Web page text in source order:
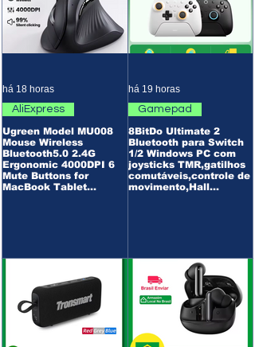
Ugreen Model MU008
Mouse Wireless
Bluetooth5.0 2.4G
Ergonomic 4000DPI 6
Mute Buttons for
MacBook Tablet
AliExpress
há 18 horas
8BitDo Ultimate 2
Bluetooth para Switch
1/2 Windows PC com
joysticks TMR,gatilhos
comutáveis,controle de
movimento,Hall
Gamepad
há 19 horas